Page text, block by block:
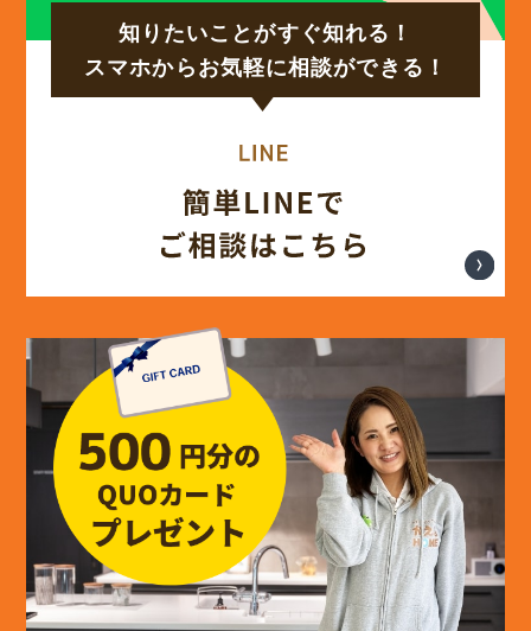
2024年9月 (17)
(17)
2024年5月 (13)
2024年4月
2024年3月 (12)
2024年2月 (12)
知りたいことがすぐ知れる！
スマホからお気軽に相談ができる！